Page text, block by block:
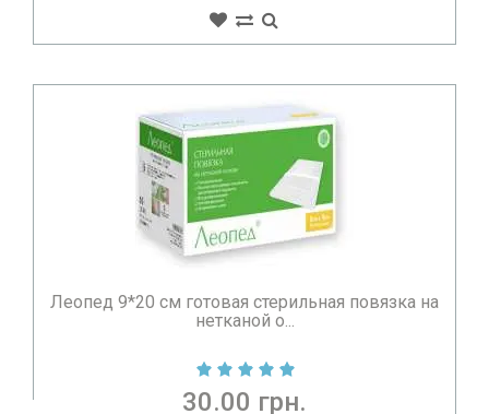
Леопед 9*20 см готовая стерильная повязка на
нетканой о...
30.00 грн.